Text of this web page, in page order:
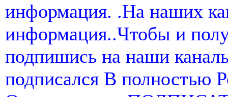
информация. .На наших
информация..Чтобы и
подпишись на наши
подписался В полностью